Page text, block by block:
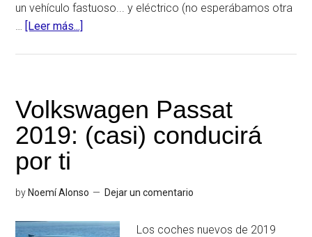
un vehículo fastuoso... y eléctrico (no esperábamos otra
… [Leer más...]
verás
en
Ginebra
Volkswagen Passat
2019: (casi) conducirá
por ti
by Noemí Alonso Dejar un comentario
Los coches nuevos de 2019